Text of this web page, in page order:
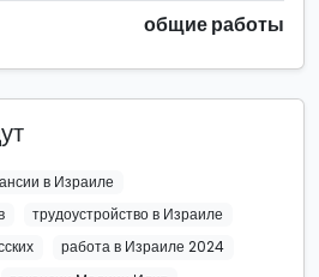
общие работы
в Израиле
трудоустройство в Израиле
работа в Израиле 2024